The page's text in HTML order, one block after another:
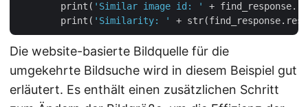
        print(
'Similar image id: '
+
        print(
'Similarity: ' +
Die website-basierte Bildquelle für die
umgekehrte Bildsuche wird in diesem Beispiel gut
erläutert. Es enthält einen zusätzlichen Schritt